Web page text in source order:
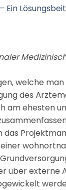
Ein
welche
des
am ehesten
das
über externe